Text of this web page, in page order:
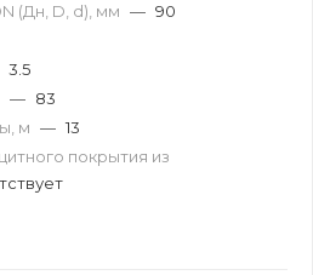
(Дн, D, d), мм — 90
3.5
— 83
м — 13
покрытия из